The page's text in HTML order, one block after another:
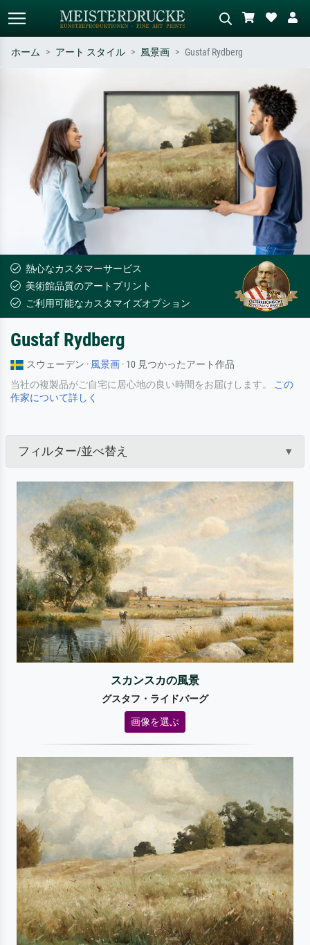
作家名・作品名・スタイルで検索
– 例：モネ、星月夜、印象派、北
斎の波、ヌード。
シーンを説明してください – 例：
緑の草原、赤の多い抽象画、暗い
油絵、木のそばの立ち姿のヌー
ド。
ホーム アート スタイル 風景画 Gustaf Rydberg
熱心なカスタマーサービス
美術館品質のアートプリント
ご利用可能なカスタマイズオプション
Gustaf Rydberg
スウェーデン · 風景画 · 10 見つかったアート作品
当社の複製品がご自宅に居心地の良い時間をお届けします。
この
作家について詳しく
フィルター/並べ替え
スカンスカの風景
グスタフ・ライドバーグ
画像を選ぶ